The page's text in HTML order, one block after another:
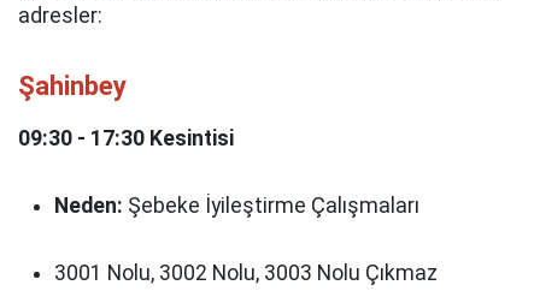
adresler:
Şahinbey
09:30 - 17:30 Kesintisi
Neden: Şebeke İyileştirme Çalışmaları
3001 Nolu, 3002 Nolu, 3003 Nolu Çıkmaz